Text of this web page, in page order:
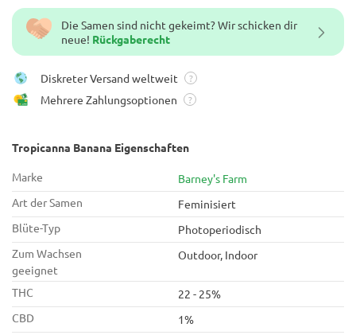
Die Samen sind nicht gekeimt? Wir schicken dir
neue! Rückgaberecht
Diskreter Versand weltweit ?
Mehrere Zahlungsoptionen ?
Tropicanna Banana Eigenschaften
Marke
Barney's Farm
Art der Samen
Feminisiert
Blüte-Typ
Photoperiodisch
Zum Wachsen
geeignet
Outdoor, Indoor
THC
22 - 25%
CBD
1%